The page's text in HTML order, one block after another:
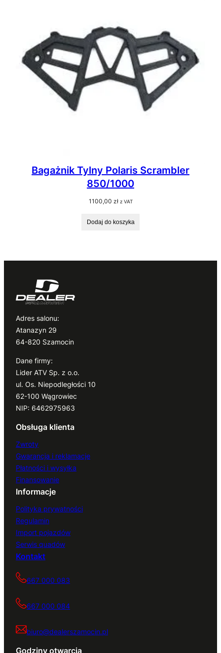
Bagażnik Tylny Polaris Scrambler
850/1000
1100,00 zł z VAT
Dodaj do koszyka
Adres salonu:
Atanazyn 29
64-820 Szamocin
Dane firmy:
Lider ATV Sp. z o.o.
ul. Os. Niepodległości 10
62-100 Wągrowiec
NIP: 6462975963
Obsługa klienta
Zwroty
Gwarancja i reklamacje
Płatności i wysyłka
Finansowanie
Informacje
Polityka prywatności
Regulamin
Import pojazdów
Serwis quadów
Kontakt
667 000 083
667 000 084
biuro@dealerszamocin.pl
Godziny otwarcia